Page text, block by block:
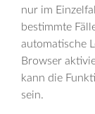
nur im
bestimmte
automatische
Browser
kann die
sein.